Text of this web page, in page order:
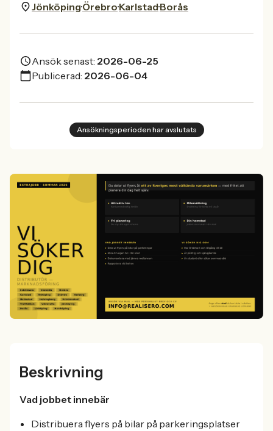
Jönköping Örebro Karlstad Borås
Ansök senast: 2026-06-25
Publicerad: 2026-06-04
Ansökningsperioden har avslutats
Beskrivning
Vad jobbet innebär
Distribuera flyers på bilar på parkeringsplatser